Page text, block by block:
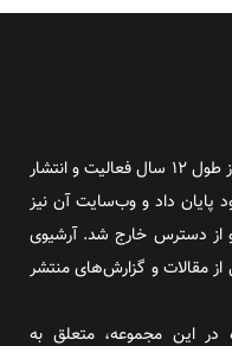
روز آنلاین روزنامه‌ای اینترنتی بود که پس از طول ۱۲ سال فعالیت و انتشار
به فعالیت خود پایان داد و وب‌سایت آن نیز
از دسترس خارج شد. آرشیوی
مقالات و گزارش‌های منتشر
در این مجموعه، متعلق به